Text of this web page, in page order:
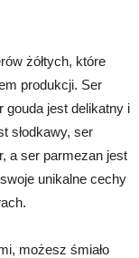
żółtych, które
produkcji. Ser
gouda jest delikatny i
słodkawy, ser
a ser parmezan jest
unikalne cechy
możesz śmiało